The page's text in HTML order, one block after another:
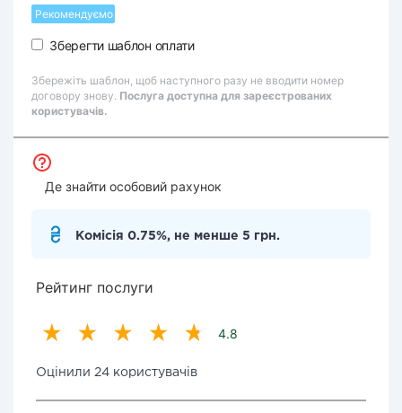
Рекомендуємо
Зберегти шаблон оплати
Збережіть шаблон, щоб наступного разу не вводити номер
договору знову. Послуга доступна для зареєстрованих
користувачів.
Де знайти особовий рахунок
Комісія 0.75%, не менше 5 грн.
Рейтинг послуги
4.8
Оцінили 24 користувачів